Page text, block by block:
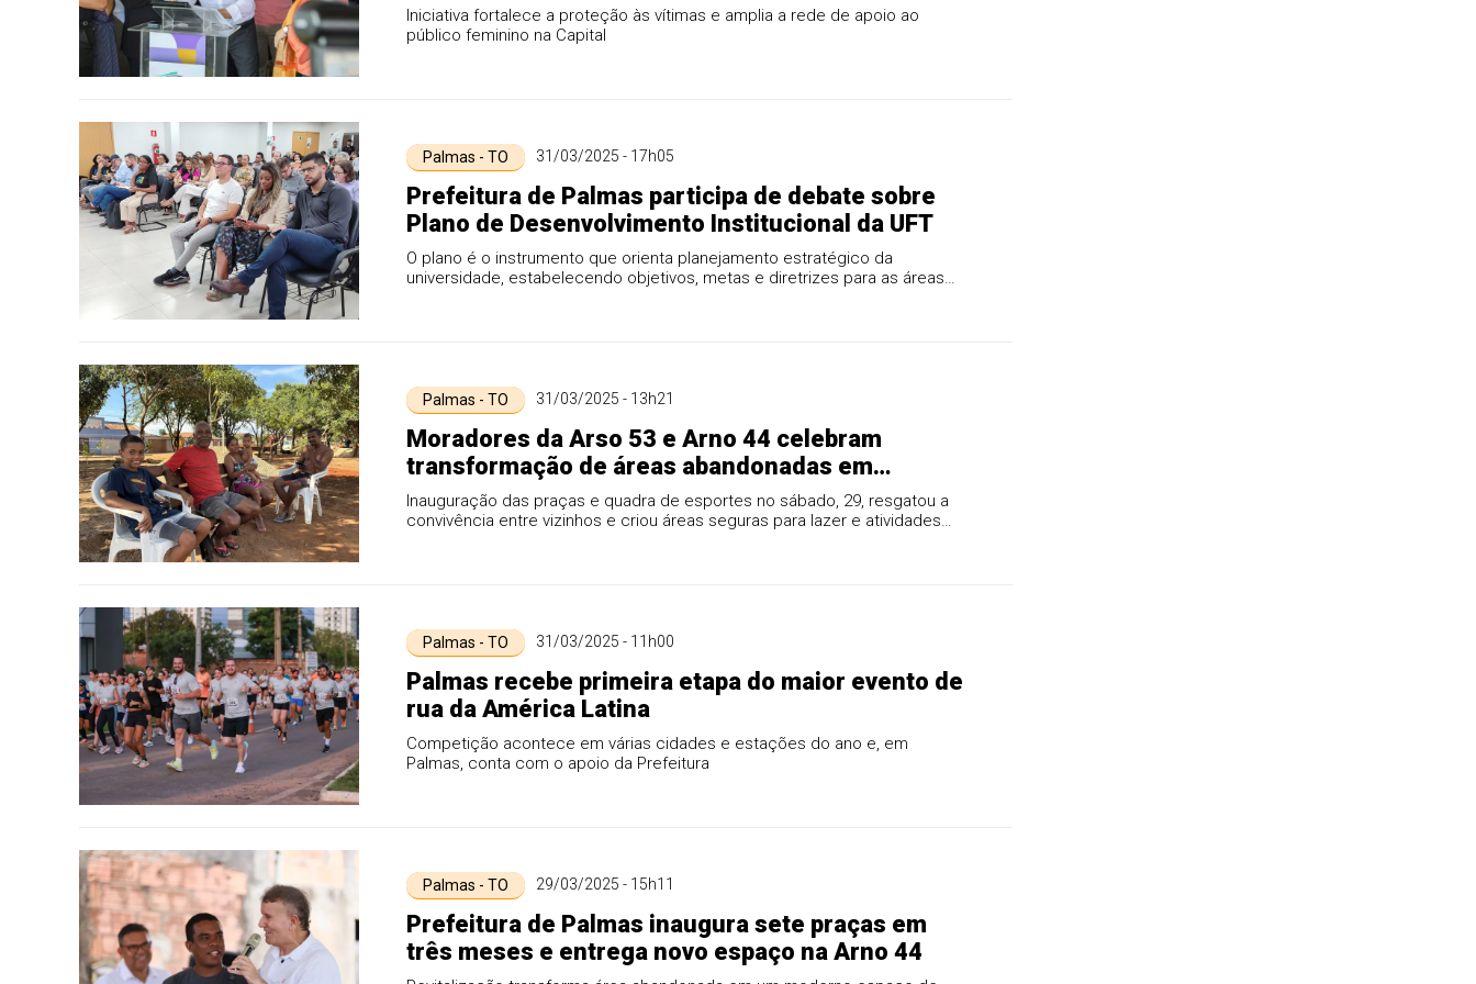
Iniciativa fortalece a proteção às vítimas e amplia a rede de apoio ao
público feminino na Capital
Palmas - TO 31/03/2025 - 17h05
Prefeitura de Palmas participa de debate sobre
Plano de Desenvolvimento Institucional da UFT
O plano é o instrumento que orienta planejamento estratégico da
universidade, estabelecendo objetivos, metas e diretrizes para as áreas
Palmas - TO 31/03/2025 - 13h21
Moradores da Arso 53 e Arno 44 celebram
transformação de áreas abandonadas em
espaços de lazer
Inauguração das praças e quadra de esportes no sábado, 29, resgatou a
convivência entre vizinhos e criou áreas seguras para lazer e atividades
Palmas - TO 31/03/2025 - 11h00
Palmas recebe primeira etapa do maior evento de
rua da América Latina
Competição acontece em várias cidades e estações do ano e, em
Palmas, conta com o apoio da Prefeitura
Palmas - TO 29/03/2025 - 15h11
Prefeitura de Palmas inaugura sete praças em
três meses e entrega novo espaço na Arno 44